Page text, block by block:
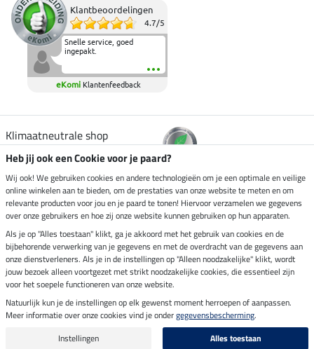
Klantbeoordelingen
4.7/5
Snelle service, goed
ingepakt.
eKomi Klantenfeedback
Klimaatneutrale shop
Verzending per
Veilig betalen met
Impressum
Laatste update op 07.08.2026 om 03:03 uur
Alle prijzen in euro's, incl. BTW, excl. verzendkosten.
Heb jij ook een Cookie voor je paard?
Wij ook! We gebruiken cookies en andere technologieën om je een optimale en veilige
online winkelen aan te bieden, om de prestaties van onze website te meten en om
relevante producten voor jou en je paard te tonen! Hiervoor verzamelen we gegevens
over onze gebruikers en hoe zij onze website kunnen gebruiken op hun apparaten.
Als je op "Alles toestaan" klikt, ga je akkoord met het gebruik van cookies en de
bijbehorende verwerking van je gegevens en met de overdracht van de gegevens aan
onze dienstverleners. Als je in de instellingen op "Alleen noodzakelijke" klikt, wordt
jouw bezoek alleen voortgezet met strikt noodzakelijke cookies, die essentieel zijn
voor het soepele functioneren van onze website.
Natuurlijk kun je de instellingen op elk gewenst moment herroepen of aanpassen.
Meer informatie over onze cookies vind je ondergegevensbescherming.
Instellingen
Alles toestaan